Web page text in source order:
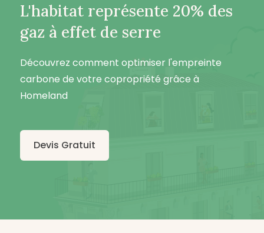
L'habitat représente 20% des
gaz à effet de serre
Découvrez comment optimiser l'empreinte
carbone de votre copropriété grâce à
Homeland
Devis Gratuit